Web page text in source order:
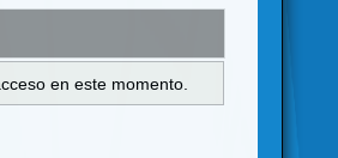
en este momento.